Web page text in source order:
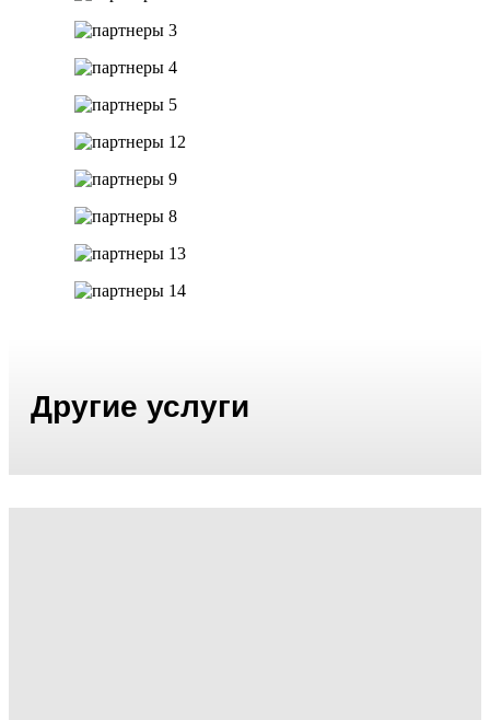
Другие услуги